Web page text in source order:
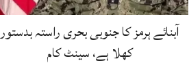
آبنائے ہرمز کا جنوبی بحری راستہ بدستور
کھلا ہے، سینٹ کام